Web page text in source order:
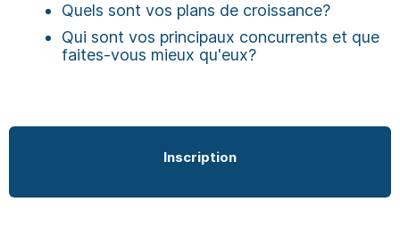
Quels sont vos plans de croissance?
Qui sont vos principaux concurrents et que
faites-vous mieux qu'eux?
Inscription